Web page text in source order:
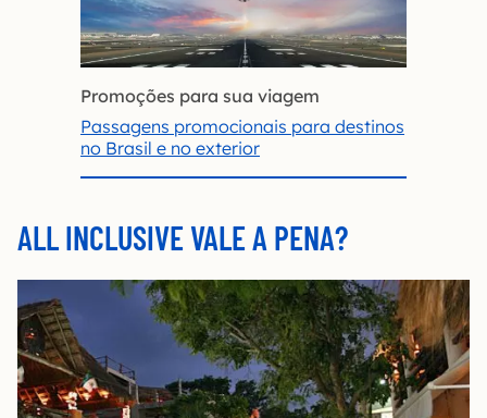
Promoções para sua viagem
Passagens promocionais para destinos
no Brasil e no exterior
ALL INCLUSIVE VALE A PENA?